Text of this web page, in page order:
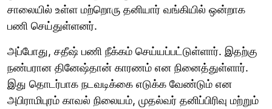
சாலையில் உள்ள மற்றொரு தனியார் வங்கியில் ஒன்றாக
பணி செய்துள்ளனர்.
அப்போது, சதீஷ் பணி நீக்கம் செய்யப்பட்டுள்ளார். இதற்கு
நண்பரான தினேஷ்தான் காரணம் என நினைத்துள்ளார்.
இது தொடர்பாக நடவடிக்கை எடுக்க வேண்டும் என
அபிராமிபுரம் காவல் நிலையம், முதல்வர் தனிப்பிரிவு மற்றும்